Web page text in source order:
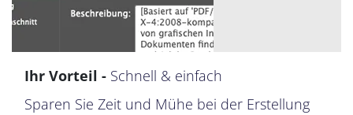
Ihr Vorteil - Schnell & einfach
Sparen Sie Zeit und Mühe bei der Erstellung